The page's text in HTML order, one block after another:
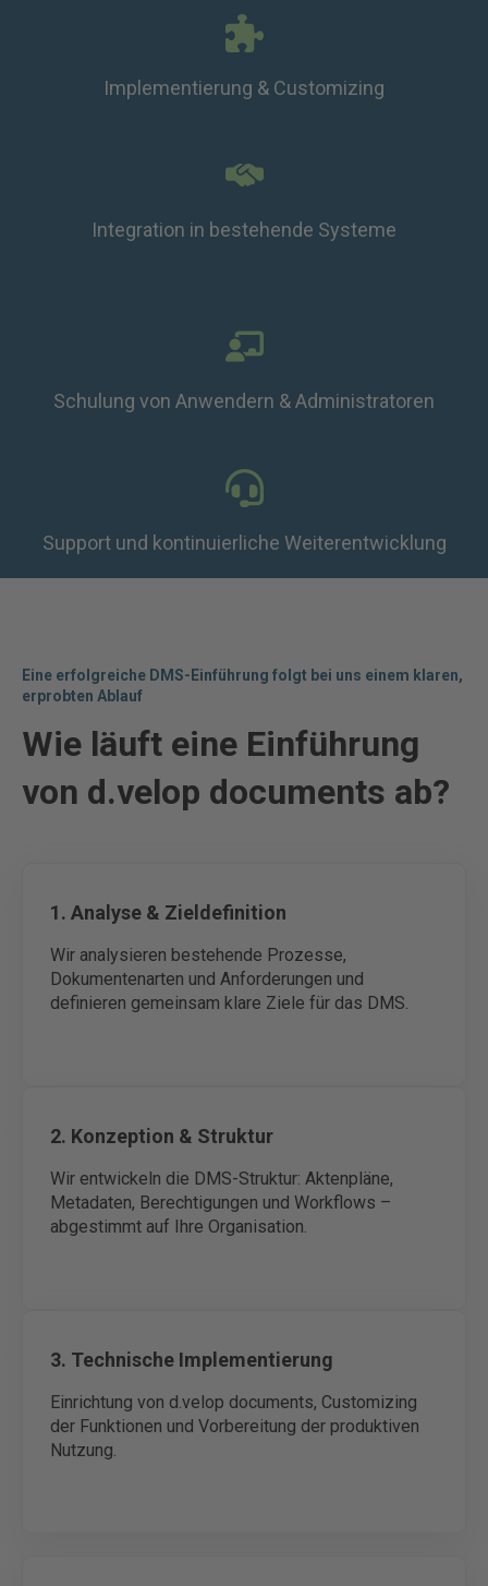
Implementierung & Customizing
Integration in bestehende Systeme
Schulung von Anwendern & Administratoren
Support und kontinuierliche Weiterentwicklung
Eine erfolgreiche DMS-Einführung folgt bei uns einem klaren,
erprobten Ablauf
Wie läuft eine Einführung
von d.velop documents ab?
1. Analyse & Zieldefinition
Wir analysieren bestehende Prozesse,
Dokumentenarten und Anforderungen und
definieren gemeinsam klare Ziele für das DMS.
2. Konzeption & Struktur
Wir entwickeln die DMS-Struktur: Aktenpläne,
Metadaten, Berechtigungen und Workflows –
abgestimmt auf Ihre Organisation.
3. Technische Implementierung
Einrichtung von d.velop documents, Customizing
der Funktionen und Vorbereitung der produktiven
Nutzung.